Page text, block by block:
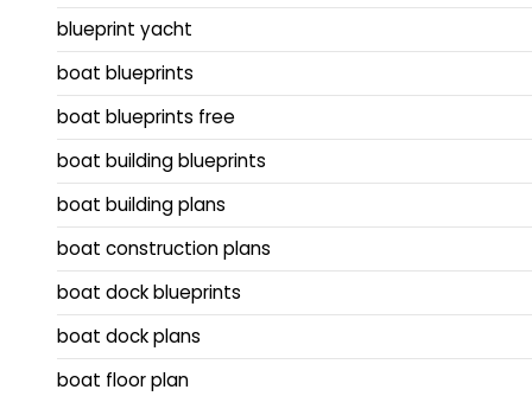
blueprint yacht
boat blueprints
boat blueprints free
boat building blueprints
boat building plans
boat construction plans
boat dock blueprints
boat dock plans
boat floor plan